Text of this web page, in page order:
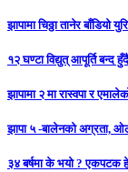
झापामा चिठ्ठा तानेर बाँडियो
१२ घण्टा विद्युत् आपूर्ति बन्द हुँदै
झापामा २ मा रास्वपा र
झापा ५ -बालेनको अग्रता,
३४ बर्षमा के भयो ? एकपटक